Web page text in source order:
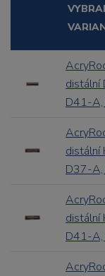
distální
D41-A,
distální
D37-A,
distální
D41-A,